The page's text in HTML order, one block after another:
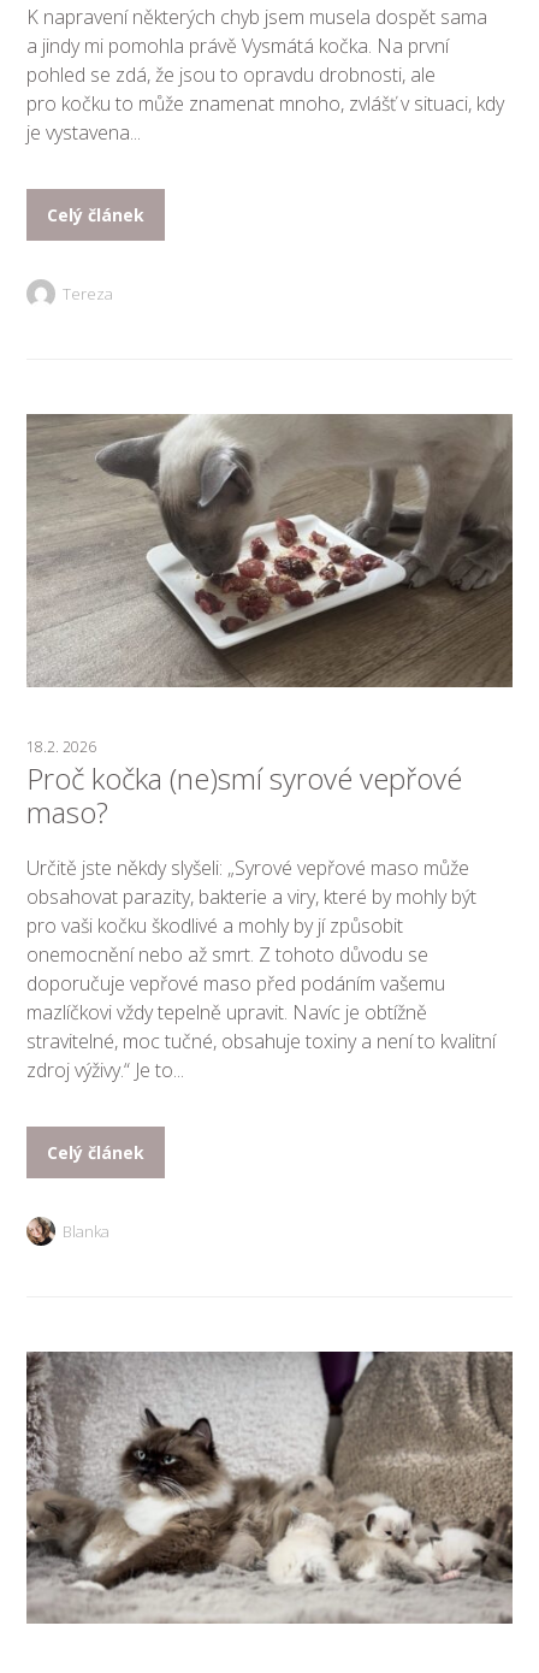
K napravení některých chyb jsem musela dospět sama
a jindy mi pomohla právě Vysmátá kočka. Na první
pohled se zdá, že jsou to opravdu drobnosti, ale
pro kočku to může znamenat mnoho, zvlášť v situaci, kdy
je vystavena...
Celý článek
Tereza
18.2. 2026
Proč kočka (ne)smí syrové vepřové
maso?
Určitě jste někdy slyšeli: „Syrové vepřové maso může
obsahovat parazity, bakterie a viry, které by mohly být
pro vaši kočku škodlivé a mohly by jí způsobit
onemocnění nebo až smrt. Z tohoto důvodu se
doporučuje vepřové maso před podáním vašemu
mazlíčkovi vždy tepelně upravit. Navíc je obtížně
stravitelné, moc tučné, obsahuje toxiny a není to kvalitní
zdroj výživy.“ Je to...
Celý článek
Blanka